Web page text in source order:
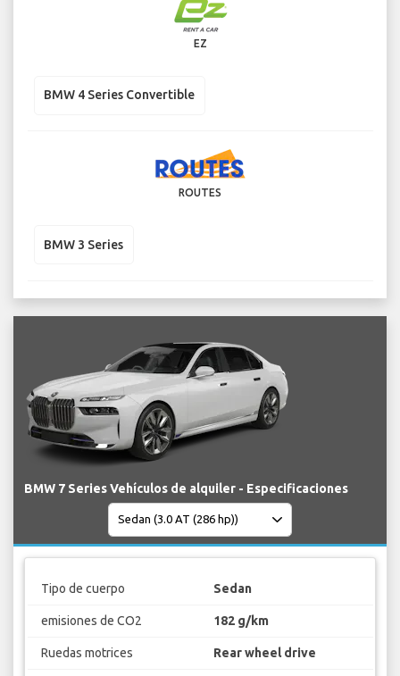
EZ
BMW 4 Series Convertible
ROUTES
BMW 3 Series
BMW 7 Series Vehículos de alquiler - Especificaciones
Tipo de cuerpo Sedan
emisiones de CO2 182 g/km
Ruedas motrices Rear wheel drive